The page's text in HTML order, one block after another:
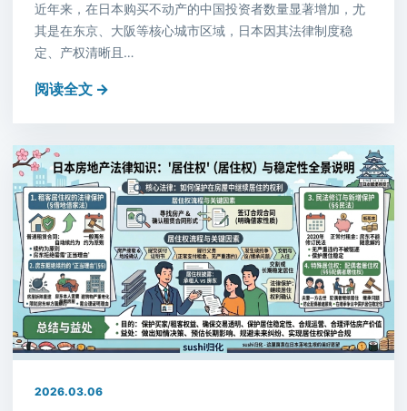
近年来，在日本购买不动产的中国投资者数量显著增加，尤
其是在东京、大阪等核心城市区域，日本因其法律制度稳
定、产权清晰且…
阅读全文 →
2026.03.06